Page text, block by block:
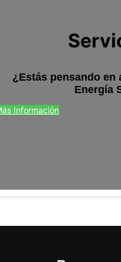
¿Estás pensando en
Energía
Información